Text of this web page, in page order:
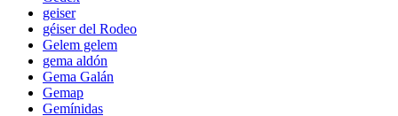
geiser
géiser del Rodeo
Gelem gelem
gema aldón
Gema Galán
Gemap
Gemínidas